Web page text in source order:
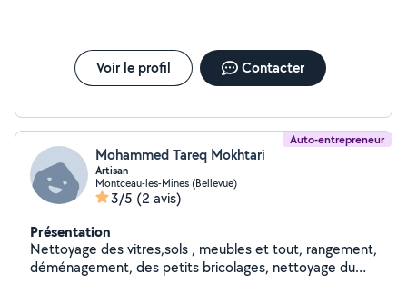
Voir le profil Contacter
Auto-entrepreneur
Mohammed Tareq Mokhtari
Artisan
Montceau-les-Mines (Bellevue)
3/5 (2 avis)
Présentation
Nettoyage des vitres,sols , meubles et tout, rangement,
déménagement, des petits bricolages, nettoyage du